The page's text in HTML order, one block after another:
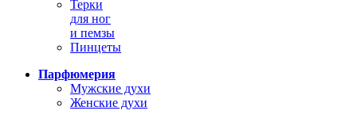
Терки
для ног
и пемзы
Пинцеты
Парфюмерия
Мужские духи
Женские духи